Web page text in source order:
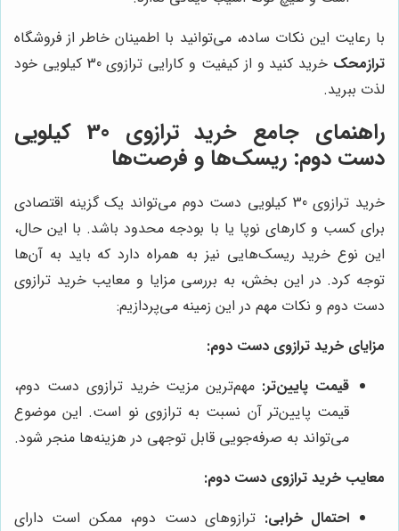
با رعایت این نکات ساده، می‌توانید با اطمینان خاطر از فروشگاه
ترازمحک
خرید کنید و از کیفیت و کارایی ترازوی 30 کیلویی خود
لذت ببرید.
راهنمای جامع خرید ترازوی 30 کیلویی
دست دوم: ریسک‌ها و فرصت‌ها
خرید ترازوی 30 کیلویی دست دوم می‌تواند یک گزینه اقتصادی
برای کسب و کارهای نوپا یا با بودجه محدود باشد. با این حال،
این نوع خرید ریسک‌هایی نیز به همراه دارد که باید به آن‌ها
توجه کرد. در این بخش، به بررسی مزایا و معایب خرید ترازوی
دست دوم و نکات مهم در این زمینه می‌پردازیم:
مزایای خرید ترازوی دست دوم:
قیمت پایین‌تر: مهم‌ترین مزیت خرید ترازوی دست دوم،
قیمت پایین‌تر آن نسبت به ترازوی نو است. این موضوع
می‌تواند به صرفه‌جویی قابل توجهی در هزینه‌ها منجر شود.
معایب خرید ترازوی دست دوم:
احتمال خرابی: ترازوهای دست دوم، ممکن است دارای